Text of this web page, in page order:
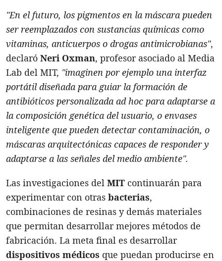
"En el futuro, los pigmentos en la máscara pueden
ser reemplazados con sustancias químicas como
vitaminas, anticuerpos o drogas antimicrobianas",
declaró Neri Oxman, profesor asociado al Media
Lab del MIT, "imaginen por ejemplo una interfaz
portátil diseñada para guiar la formación de
antibióticos personalizada ad hoc para adaptarse a
la composición genética del usuario, o envases
inteligente que pueden detectar contaminación, o
máscaras arquitectónicas capaces de responder y
adaptarse a las señales del medio ambiente".
Las investigaciones del MIT continuarán para
experimentar con otras bacterias,
combinaciones de resinas y demás materiales
que permitan desarrollar mejores métodos de
fabricación. La meta final es desarrollar
dispositivos médicos que puedan producirse en